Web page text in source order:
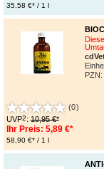
35,58 €* / 1 l
PZN:
(0)
UVP2: 10,95 €*
Ihr Preis: 5,89 €*
58,90 €* / 1 l